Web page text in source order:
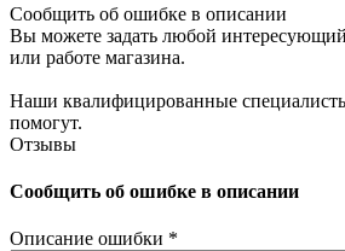
Сообщить об ошибке в описании
Вы можете задать любой
или работе магазина.
Наши квалифицированные
помогут.
Отзывы
Сообщить об ошибке в описании
Описание ошибки *